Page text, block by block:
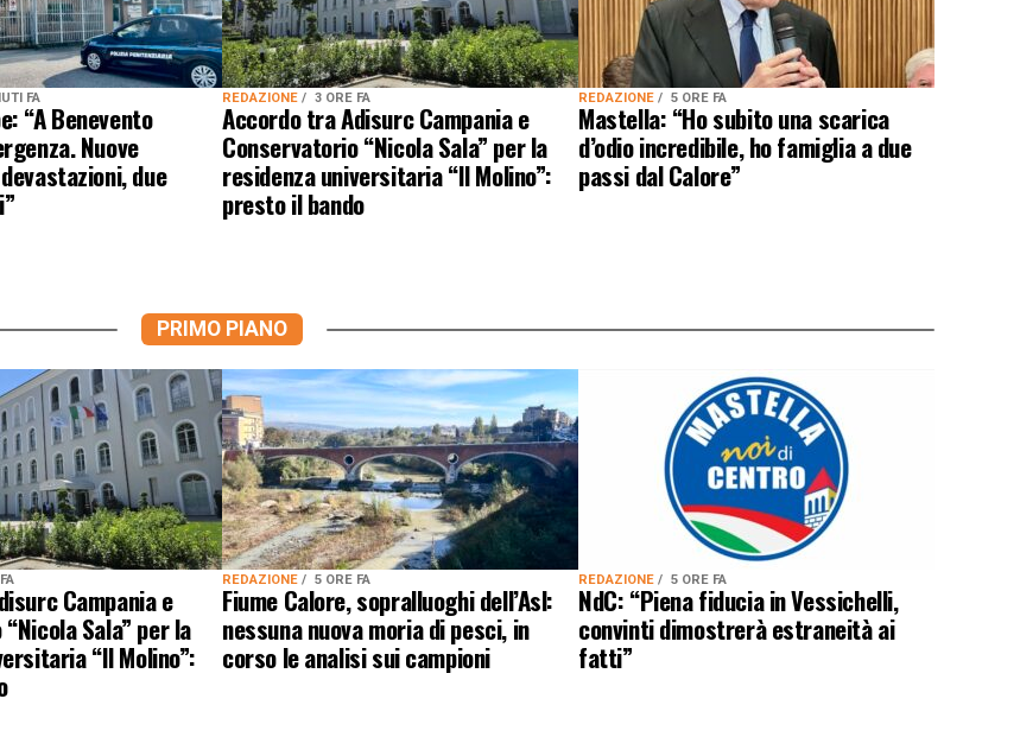
FA
“A Benevento
Nuove
due
REDAZIONE 3 ORE FA
Accordo tra Adisurc Campania e
Conservatorio “Nicola Sala” per la
residenza universitaria “Il Molino”:
presto il bando
REDAZIONE 5 ORE FA
Mastella: “Ho subito una scarica
d’odio incredibile, ho famiglia a due
passi dal Calore”
PRIMO PIANO
Campania e
Sala” per la
“Il Molino”:
REDAZIONE 5 ORE FA
Fiume Calore, sopralluoghi dell’Asl:
nessuna nuova moria di pesci, in
corso le analisi sui campioni
REDAZIONE 5 ORE FA
NdC: “Piena fiducia in Vessichelli,
convinti dimostrerà estraneità ai
fatti”